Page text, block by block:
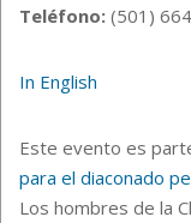
Teléfono: (501)
In English
Este evento es
para el diaconado
Los hombres de la